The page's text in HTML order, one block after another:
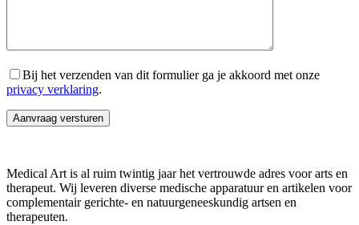
Bij het verzenden van dit formulier ga je akkoord met onze
privacy verklaring.
Medical Art is al ruim twintig jaar het vertrouwde adres voor arts en
therapeut. Wij leveren diverse medische apparatuur en artikelen voor
complementair gerichte- en natuurgeneeskundig artsen en
therapeuten.